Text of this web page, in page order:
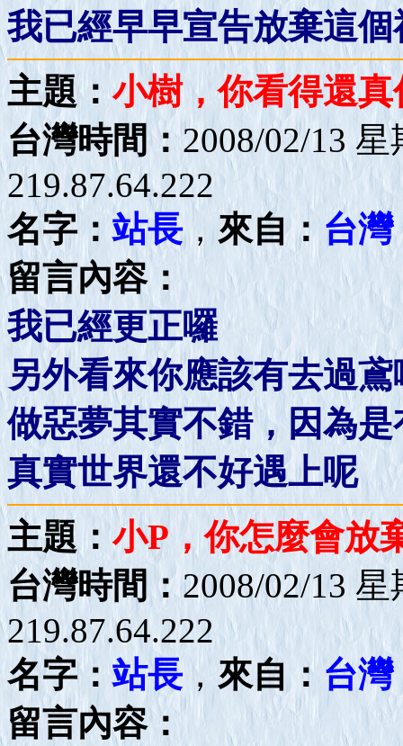
我已經早早宣告放棄這個
主題：小樹，你看得還真
台灣時間：2008/02/13
219.87.64.222
名字：站長， 來自： 台灣
留言內容：
我已經更正囉
另外看來你應該有去過
做惡夢其實不錯，因為
真實世界還不好遇上呢
主題：小P，你怎麼會放
台灣時間：2008/02/13
219.87.64.222
名字：站長， 來自： 台灣
留言內容：